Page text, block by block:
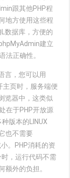
跟其他PHP程
地方使用这些程
数据库，方便的
建立
法正确性。
言，您可以用
主页时，服务端便
览器中，这类似
在于PHP开放源
版本的LINUX
也不需要
。PHP消耗的资
，运行代码不需
额外的负担。